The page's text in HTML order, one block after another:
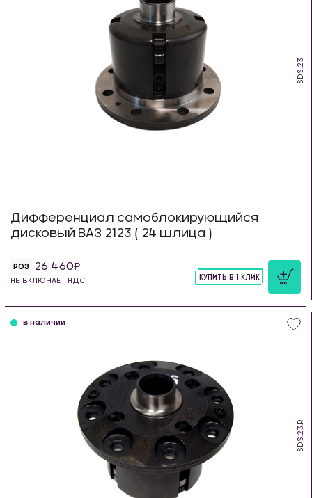
SDS.23
Дифференциал самоблокирующийся
дисковый ВАЗ 2123 ( 24 шлица )
РОЗ 26 460
НЕ ВКЛЮЧАЕТ НДС
КУПИТЬ В 1 КЛИК
SDS.23.R
в наличии